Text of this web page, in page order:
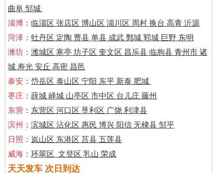
曲阜 邹城
淄博 ： 临淄区 张店区 博山区 淄川区 周村 换台 高青 沂源
菏泽 ： 牡丹区 定陶 曹县 单县 成武 鄄城 郓城 巨野 东明
潍坊 ： 潍城区 寒亭 坊子区 奎文区 昌乐县 临朐县 青州市 诸
城 寿光 安丘 高密 昌邑
泰安 ： 岱岳区 泰山区 宁阳 东平 新泰 肥城
枣庄 ： 薛城 峄城 山亭区 市中区 台儿庄 藤州
东营 ： 东营区 河口区 垦利区 广饶 利津县
滨州 ： 滨城区 沾化区 惠民 博兴 阳信 无棣县 邹平
日照 ： 岚山区 东港区 莒县 五莲县
威海 ： 环翠区 文登区 乳山 荣成
天天发车 次日到达